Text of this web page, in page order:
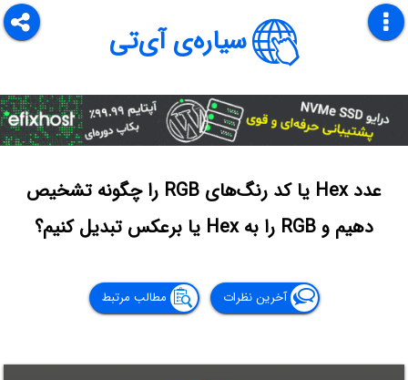
سیاره‌ی آی‌تی
عدد Hex یا کد رنگ‌های RGB را چگونه تشخیص
دهیم و RGB‌ را به Hex یا برعکس تبدیل کنیم؟
آخرین نظرات مطالب مرتبط